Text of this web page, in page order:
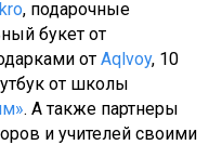
, подарочные
букет от
от Aqlvoy, 10
от школы
. А также партнеры
и учителей своими